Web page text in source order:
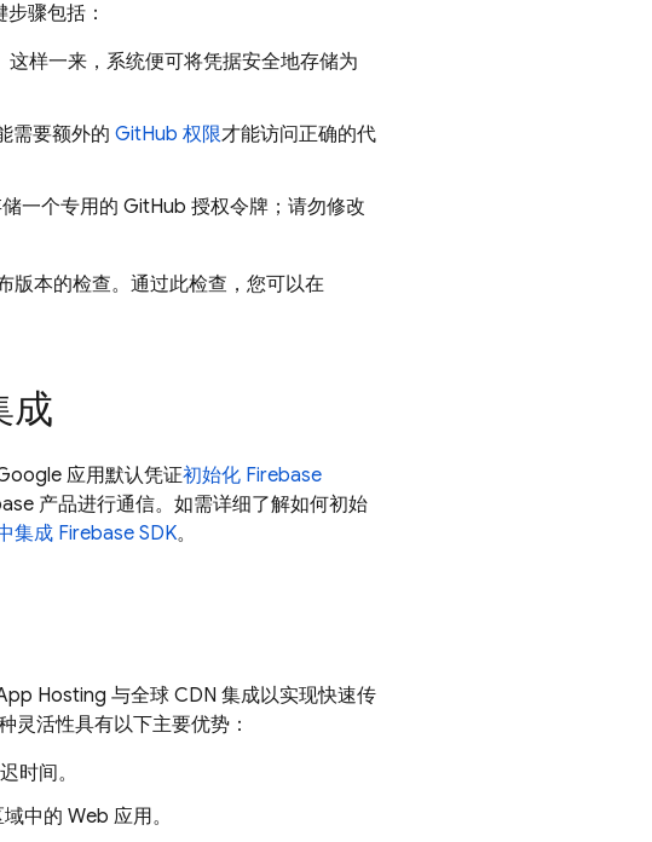
骤包括：
这样一来，系统便可将凭据安全地存储为
需要额外的 GitHub 权限才能访问正确的代
一个专用的 GitHub 授权令牌；请勿修改
版本的检查。通过此检查，您可以在
成
应用默认凭证初始化 Firebase
产品进行通信。如需详细了解如何初始
集成 Firebase SDK。
Hosting 与全球 CDN 集成以实现快速传
灵活性具有以下主要优势：
时间。
中的 Web 应用。